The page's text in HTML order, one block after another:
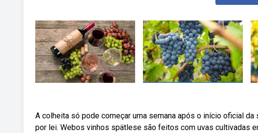
A colheita só pode começar uma semana após o início oficial
por lei. Webos vinhos spätlese são feitos com uvas cultivadas